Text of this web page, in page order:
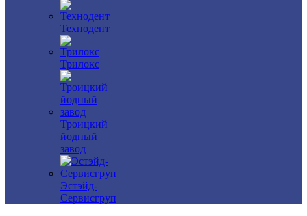
Технодент
Трилокс
Троицкий
йодный
завод
Эстэйд-
Сервисгруп